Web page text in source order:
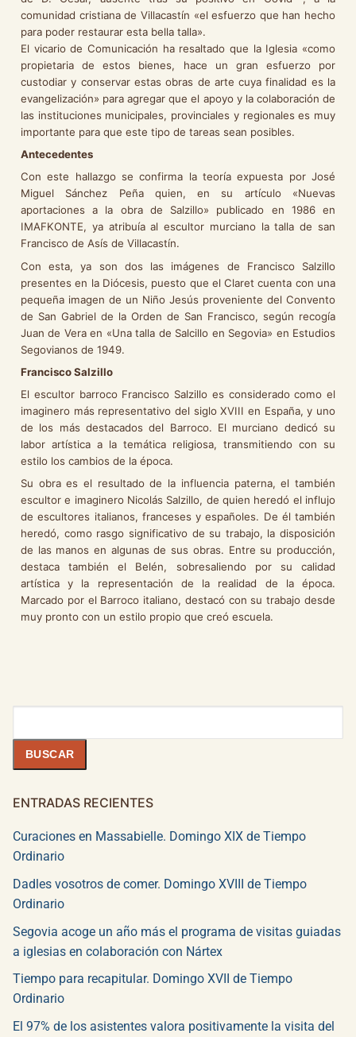
comunidad cristiana de Villacastín «el esfuerzo que han hecho
para poder restaurar esta bella talla».
El vicario de Comunicación ha resaltado que la Iglesia «como
propietaria de estos bienes, hace un gran esfuerzo por
custodiar y conservar estas obras de arte cuya finalidad es la
evangelización» para agregar que el apoyo y la colaboración de
las instituciones municipales, provinciales y regionales es muy
importante para que este tipo de tareas sean posibles.
Antecedentes
Con este hallazgo se confirma la teoría expuesta por José
Miguel Sánchez Peña quien, en su artículo «Nuevas
aportaciones a la obra de Salzillo» publicado en 1986 en
IMAFKONTE, ya atribuía al escultor murciano la talla de san
Francisco de Asís de Villacastín.
Con esta, ya son dos las imágenes de Francisco Salzillo
presentes en la Diócesis, puesto que el Claret cuenta con una
pequeña imagen de un Niño Jesús proveniente del Convento
de San Gabriel de la Orden de San Francisco, según recogía
Juan de Vera en «Una talla de Salcillo en Segovia» en Estudios
Segovianos de 1949.
Francisco Salzillo
El escultor barroco Francisco Salzillo es considerado como el
imaginero más representativo del siglo XVIII en España, y uno
de los más destacados del Barroco. El murciano dedicó su
labor artística a la temática religiosa, transmitiendo con su
estilo los cambios de la época.
Su obra es el resultado de la influencia paterna, el también
escultor e imaginero Nicolás Salzillo, de quien heredó el influjo
de escultores italianos, franceses y españoles. De él también
heredó, como rasgo significativo de su trabajo, la disposición
de las manos en algunas de sus obras. Entre su producción,
destaca también el Belén, sobresaliendo por su calidad
artística y la representación de la realidad de la época.
Marcado por el Barroco italiano, destacó con su trabajo desde
muy pronto con un estilo propio que creó escuela.
BUSCAR
ENTRADAS RECIENTES
Curaciones en Massabielle. Domingo XIX de Tiempo
Ordinario
Dadles vosotros de comer. Domingo XVIII de Tiempo
Ordinario
Segovia acoge un año más el programa de visitas guiadas
a iglesias en colaboración con Nártex
Tiempo para recapitular. Domingo XVII de Tiempo
Ordinario
El 97% de los asistentes valora positivamente la visita del